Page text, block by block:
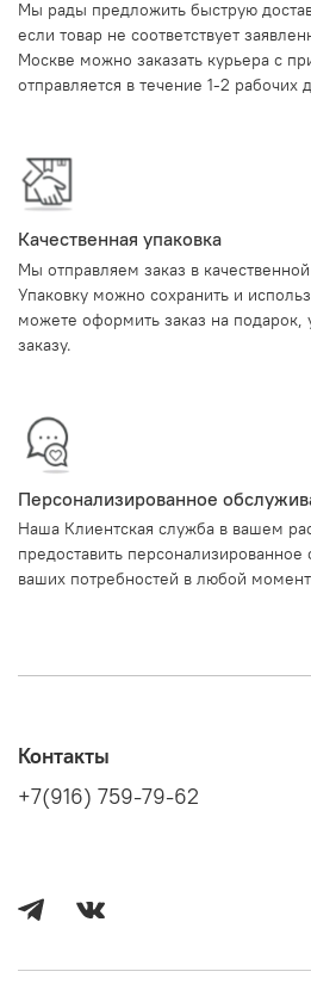
Мы рады предложить быструю
если товар не соответствует
Москве можно заказать курьера с
отправляется в течение 1-2 рабочих
Качественная упаковка
Мы отправляем заказ в
Упаковку можно сохранить и
можете оформить заказ на подарок,
заказу.
Персонализированное
Наша Клиентская служба в вашем
предоставить
ваших потребностей в любой
Контакты
+7(916) 759-79-62